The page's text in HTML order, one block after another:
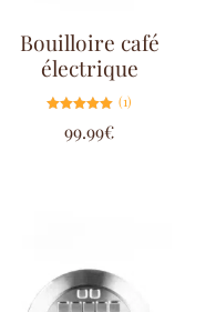
Bouilloire café
électrique
5.00
sur 5
(1)
99.99€